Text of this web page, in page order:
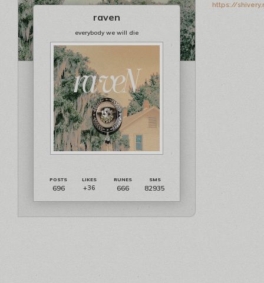
raven
everybody we will die
696 +36 666 82935
https://